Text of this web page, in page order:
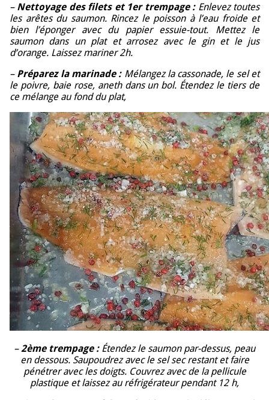
– Nettoyage des filets et 1er trempage :Enlevez toutes
les arêtes du saumon. Rincez le poisson à l’eau froide et
bien l’éponger avec du papier essuie-tout. Mettez le
saumon dans un plat et arrosez avec le gin et le jus
d’orange. Laissez mariner 2h.
– Préparez la marinade :Mélangez la cassonade, le sel et
le poivre, baie rose, aneth dans un bol. Étendez le tiers de
ce mélange au fond du plat,
–2ème trempage :Étendez le saumon par-dessus, peau
en dessous. Saupoudrez avec le sel sec restant et faire
pénétrer avec les doigts. Couvrez avec de la pellicule
plastique et laissez au réfrigérateur pendant 12 h,